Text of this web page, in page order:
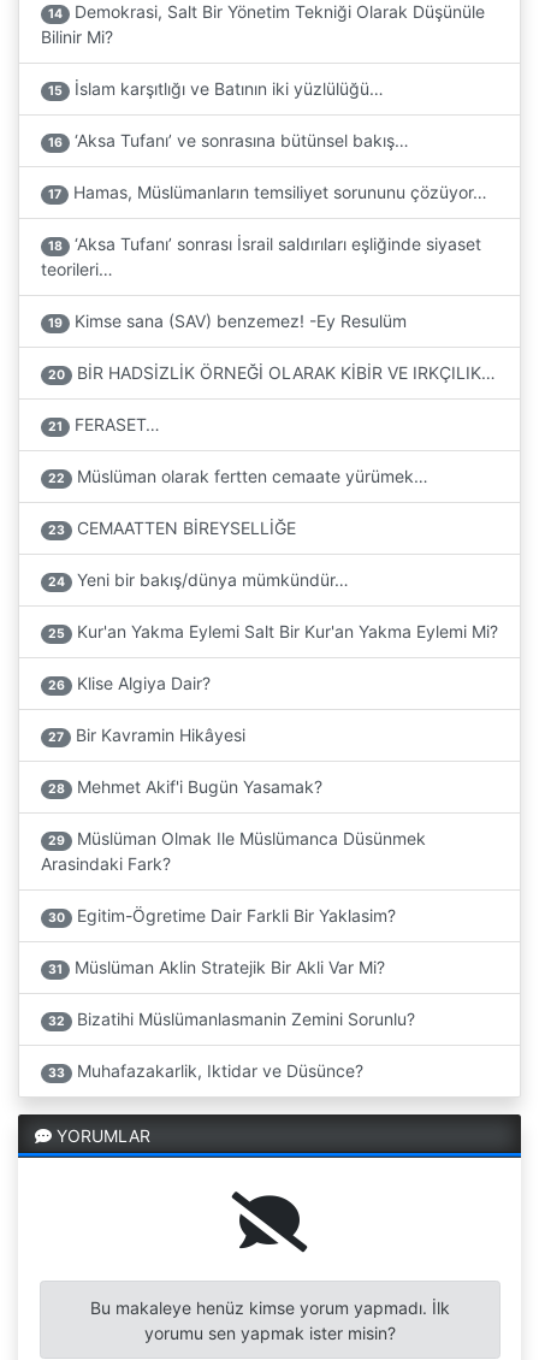
14
Demokrasi, Salt Bir Yönetim Tekniği Olarak Düşünüle
Bilinir Mi?
15 İslam karşıtlığı ve Batının iki yüzlülüğü…
16 ‘Aksa Tufanı’ ve sonrasına bütünsel bakış…
17 Hamas, Müslümanların temsiliyet sorununu çözüyor…
18
‘Aksa Tufanı’ sonrası İsrail saldırıları eşliğinde siyaset
teorileri…
19 Kimse sana (SAV) benzemez! -Ey Resulüm
20 BİR HADSİZLİK ÖRNEĞİ OLARAK KİBİR VE IRKÇILIK…
21 FERASET…
22 Müslüman olarak fertten cemaate yürümek…
23 CEMAATTEN BİREYSELLİĞE
24 Yeni bir bakış/dünya mümkündür…
25 Kur'an Yakma Eylemi Salt Bir Kur'an Yakma Eylemi Mi?
26 Klise Algiya Dair?
27 Bir Kavramin Hikâyesi
28 Mehmet Akif'i Bugün Yasamak?
29
Müslüman Olmak Ile Müslümanca Düsünmek
Arasindaki Fark?
30 Egitim-Ögretime Dair Farkli Bir Yaklasim?
31 Müslüman Aklin Stratejik Bir Akli Var Mi?
32 Bizatihi Müslümanlasmanin Zemini Sorunlu?
33 Muhafazakarlik, Iktidar ve Düsünce?
YORUMLAR
Bu makaleye henüz kimse yorum yapmadı. İlk
yorumu sen yapmak ister misin?